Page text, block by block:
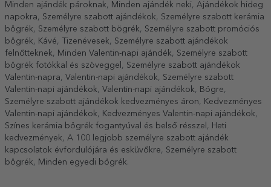
Minden ajándék pároknak, Minden ajándék neki, Ajándékok hideg
napokra, Személyre szabott ajándékok, Személyre szabott kerámia
bögrék, Személyre szabott bögrék, Személyre szabott promóciós
bögrék, Kávé, Tizenévesek, Személyre szabott ajándékok
felnőtteknek, Minden Valentin-napi ajándék, Személyre szabott
bögrék fotókkal és szöveggel , Személyre szabott ajándékok
Valentin-napra, Valentin-napi ajándékok, Személyre szabott
Valentin-napi ajándékok, Valentin-napi ajándékok, Bögre,
Személyre szabott ajándékok kedvezményes áron, Kedvezményes
Valentin-napi ajándékok, Kedvezményes Valentin-napi ajándékok,
Színes kerámia bögrék fogantyúval és belső résszel , Heti
kedvezmények, A 100 legjobb személyre szabott ajándék
kapcsolatok évfordulójára és esküvőkre, Személyre szabott
bögrék, Minden egyedi bögrék.